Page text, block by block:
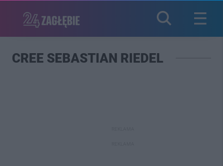
CREE SEBASTIAN RIEDEL